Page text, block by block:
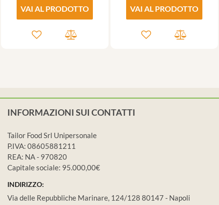
VAI AL PRODOTTO VAI AL PRODOTTO
INFORMAZIONI SUI CONTATTI
Tailor Food Srl Unipersonale
P.IVA: 08605881211
REA: NA - 970820
Capitale sociale: 95.000,00€
INDIRIZZO:
Via delle Repubbliche Marinare, 124/128 80147 - Napoli